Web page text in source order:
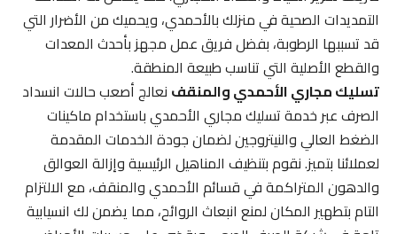
التمديدات الصحية في منزلك بالأحمدي، ويحميك من الأضرار التي
قد تسببها الرطوبة، بفضل فريق عمل مجهز بأحدث المعدات
والقطع الأصلية التي تناسب طبيعة المنطقة.
تسليك مجاري الأحمدي والمنقفنعالج أصعب حالات انسداد
الصرف عبر خدمة تسليك مجاري الأحمدي باستخدام ماكينات
الضغط العالي والنيتروجين لضمان جودة الخدمات المقدمة
لعملائنا بتميز. نقوم بتنظيف المناهيل الرئيسية وإزالة العوالق
والدهون المتراكمة في قسائم الأحمدي والمنقف، مع الالتزام
التام بتطهير المكان لمنع انبعاث الروائح، مما يضمن لك انسيابية